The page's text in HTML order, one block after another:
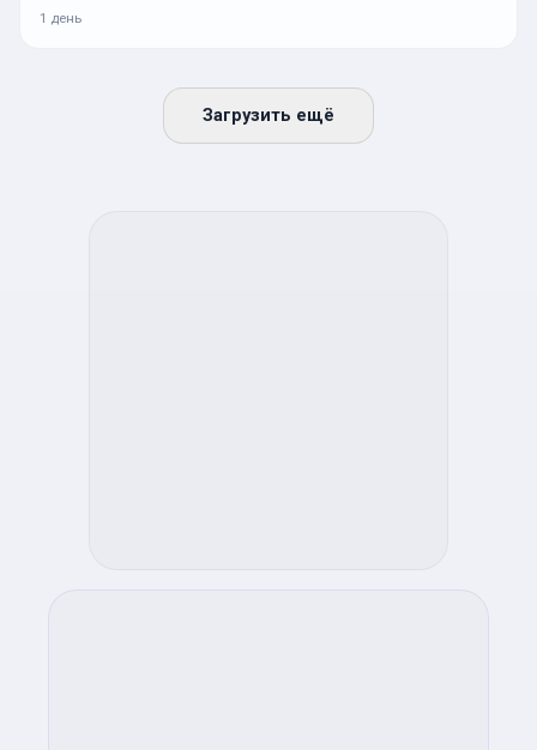
1 день
Загрузить ещё